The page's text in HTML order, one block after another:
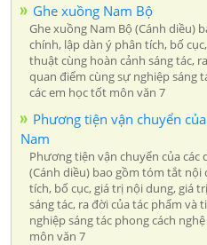
Ghe xuồng Nam Bộ
Ghe xuồng Nam Bộ (Cánh diều)
chính, lập dàn ý phân tích, bố
thuật cùng hoàn cảnh sáng tác,
quan điểm cùng sự nghiệp sáng
các em học tốt môn văn 7
Phương tiện vận chuyển
Nam
Phương tiện vận chuyển của các
(Cánh diều) bao gồm tóm tắt nội
tích, bố cục, giá trị nội dung, giá
sáng tác, ra đời của tác phẩm và
nghiệp sáng tác phong cách
môn văn 7